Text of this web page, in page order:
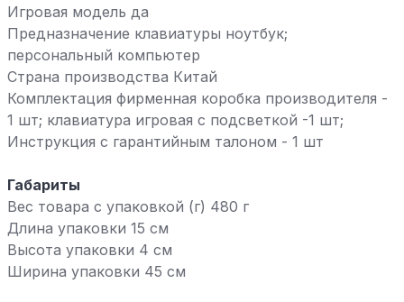
Игровая модель да
Предназначение клавиатуры ноутбук;
персональный компьютер
Страна производства Китай
Комплектация фирменная коробка производителя -
1 шт; клавиатура игровая с подсветкой -1 шт;
Инструкция с гарантийным талоном - 1 шт
Габариты
Вес товара с упаковкой (г) 480 г
Длина упаковки 15 см
Высота упаковки 4 см
Ширина упаковки 45 см